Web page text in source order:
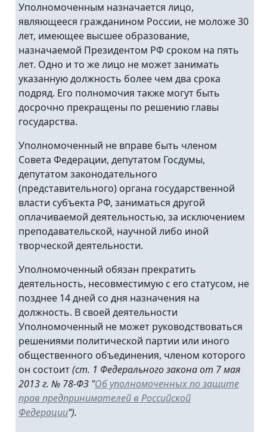
Уполномоченным назначается лицо,
являющееся гражданином России, не моложе 30
лет, имеющее высшее образование,
назначаемой Президентом РФ сроком на пять
лет. Одно и то же лицо не может занимать
указанную должность более чем два срока
подряд. Его полномочия также могут быть
досрочно прекращены по решению главы
государства.
Уполномоченный не вправе быть членом
Совета Федерации, депутатом Госдумы,
депутатом законодательного
(представительного) органа государственной
власти субъекта РФ, заниматься другой
оплачиваемой деятельностью, за исключением
преподавательской, научной либо иной
творческой деятельности.
Уполномоченный обязан прекратить
деятельность, несовместимую с его статусом, не
позднее 14 дней со дня назначения на
должность. В своей деятельности
Уполномоченный не может руководствоваться
решениями политической партии или иного
общественного объединения, членом которого
он состоит(ст. 1 Федерального закона от 7 мая
2013 г. № 78-ФЗ "Об уполномоченных по защите
прав предпринимателей в Российской
Федерации").